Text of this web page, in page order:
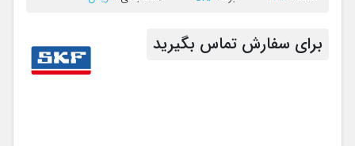
برای سفارش تماس بگیرید